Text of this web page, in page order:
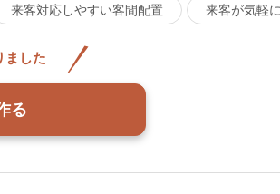
来客対応しやすい客間配置 来客が気軽
ました
る